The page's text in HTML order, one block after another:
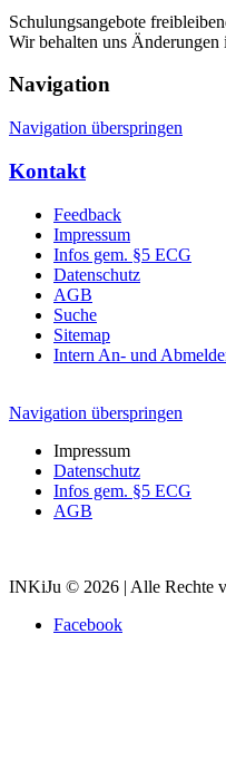
Schulungsangebote
Wir behalten uns
Navigation
Navigation überspringen
Kontakt
Feedback
Impressum
Infos gem. §5 ECG
Datenschutz
AGB
Suche
Sitemap
Intern An- und
Navigation überspringen
Impressum
Datenschutz
Infos gem. §5 ECG
AGB
INKiJu © 2026 | Alle Rechte
Facebook